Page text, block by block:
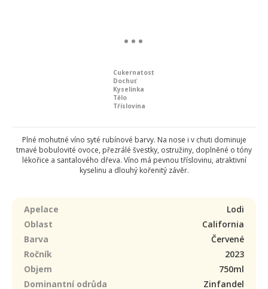
Cukernatost
Dochuť
Kyselinka
Tělo
Tříslovina
Plné mohutné víno syté rubínové barvy. Na nose i v chuti dominuje
tmavé bobulovité ovoce, přezrálé švestky, ostružiny, doplněné o tóny
lékořice a santalového dřeva. Víno má pevnou tříslovinu, atraktivní
kyselinu a dlouhý kořenitý závěr.
Apelace
Lodi
Oblast
California
Barva
Červené
Ročník
2023
Objem
750ml
Dominantní odrůda
Zinfandel